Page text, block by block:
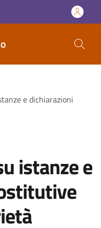
e dichiarazioni
istanze e